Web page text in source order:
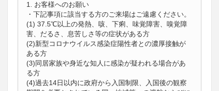
1. お客様へのお願い
・下記事項に該当する方のご来場はご遠慮ください。
(1) 37.5℃以上の発熱、咳、下痢、味覚障害、嗅覚障
害、だるさ、息苦しさ等の症状がある方
(2)新型コロナウイルス感染症陽性者との濃厚接触が
ある方
(3)同居家族や身近な知人に感染が疑われる場合があ
る方
(4)過去14日以内に政府から入国制限、入国後の観察